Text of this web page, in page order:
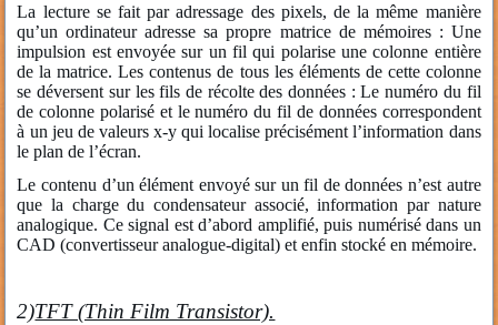
La lecture se fait par adressage des pixels, de la même manière
qu’un ordinateur adresse sa propre matrice de mémoires : Une
impulsion est envoyée sur un fil qui polarise une colonne entière
de la matrice. Les contenus de tous les éléments de cette colonne
se déversent sur les fils de récolte des données : Le numéro du fil
de colonne polarisé et le numéro du fil de données correspondent
à un jeu de valeurs x-y qui localise précisément l’information dans
le plan de l’écran.
Le contenu d’un élément envoyé sur un fil de données n’est autre
que la charge du condensateur associé, information par nature
analogique. Ce signal est d’abord amplifié, puis numérisé dans un
CAD (convertisseur analogue-digital) et enfin stocké en mémoire.
2)TFT (Thin Film Transistor).